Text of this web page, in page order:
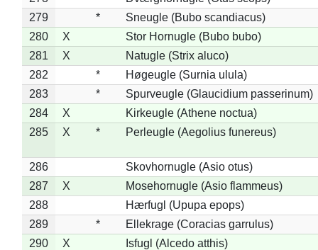
279
*
Sneugle (Bubo scandiacus)
280
X
Stor Hornugle (Bubo bubo)
281
X
Natugle (Strix aluco)
282
*
Høgeugle (Surnia ulula)
283
*
Spurveugle (Glaucidium passerinum)
284
X
Kirkeugle (Athene noctua)
285
X * Perleugle (Aegolius funereus)
286
Skovhornugle (Asio otus)
287
X
Mosehornugle (Asio flammeus)
288
Hærfugl (Upupa epops)
289
*
Ellekrage (Coracias garrulus)
290
X
Isfugl (Alcedo atthis)